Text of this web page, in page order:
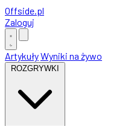
Offside.pl
Zaloguj
ArtykułyWyniki na żywo
ROZGRYWKI